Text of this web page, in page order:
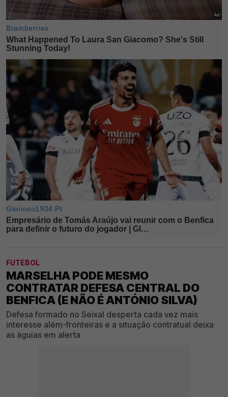
FUTEBOL
MARSELHA PODE MESMO
CONTRATAR DEFESA CENTRAL DO
BENFICA (E NÃO É ANTÓNIO SILVA)
Defesa formado no Seixal desperta cada vez mais
interesse além-fronteiras e a situação contratual deixa
as águias em alerta